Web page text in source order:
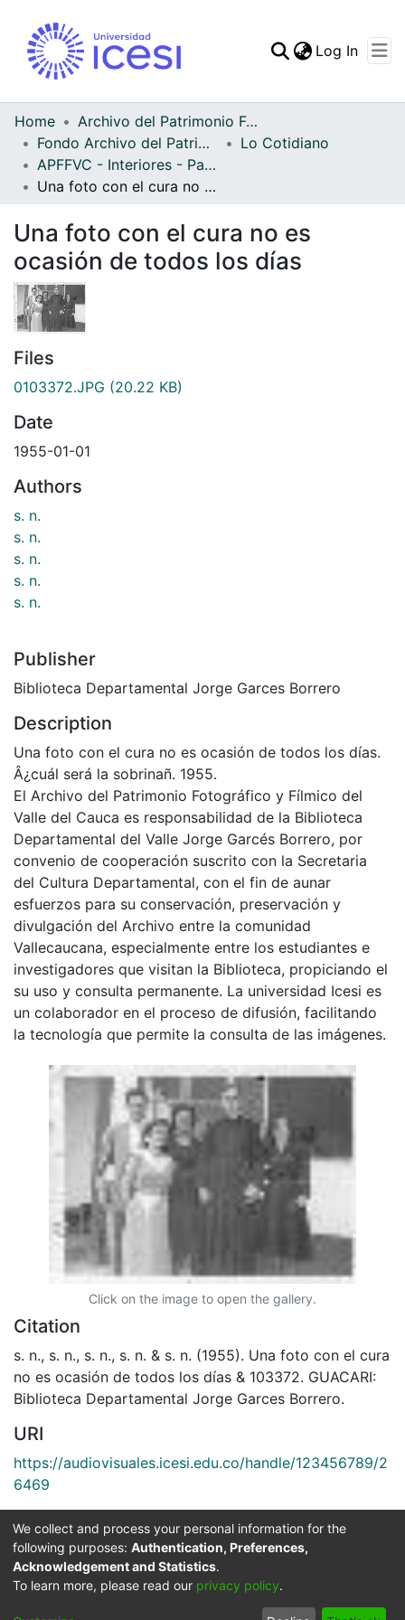
Statistics
Log In
Home
Archivo del Patrimonio Fotográfico y Fílmico del Valle del Cauca
Fondo Archivo del Patrimonio Fotográfico y Fílmico del Valle del Cauca
Lo Cotidiano
APFFVC - Interiores - Patrimonial
Una foto con el cura no es ocasión de todos los días
Una foto con el cura no es
ocasión de todos los días
Files
0103372.JPG (20.22 KB)
Date
1955-01-01
Authors
s. n.
s. n.
s. n.
s. n.
s. n.
Publisher
Biblioteca Departamental Jorge Garces Borrero
Description
Una foto con el cura no es ocasión de todos los días.
Â¿cuál será la sobrinañ. 1955.
El Archivo del Patrimonio Fotográfico y Fílmico del
Valle del Cauca es responsabilidad de la Biblioteca
Departamental del Valle Jorge Garcés Borrero, por
convenio de cooperación suscrito con la Secretaria
del Cultura Departamental, con el fin de aunar
esfuerzos para su conservación, preservación y
divulgación del Archivo entre la comunidad
Vallecaucana, especialmente entre los estudiantes e
investigadores que visitan la Biblioteca, propiciando el
su uso y consulta permanente. La universidad Icesi es
un colaborador en el proceso de difusión, facilitando
la tecnología que permite la consulta de las imágenes.
Click on the image to open the gallery.
Citation
s. n., s. n., s. n., s. n. & s. n. (1955). Una foto con el cura
no es ocasión de todos los días & 103372. GUACARI:
Biblioteca Departamental Jorge Garces Borrero.
URI
https://audiovisuales.icesi.edu.co/handle/123456789/2
6469
Collections
APFFVC - Interiores - Patrimonial
Full item page
We collect and process your personal information for the
following purposes: Authentication, Preferences,
Acknowledgement and Statistics.
To learn more, please read our privacy policy.